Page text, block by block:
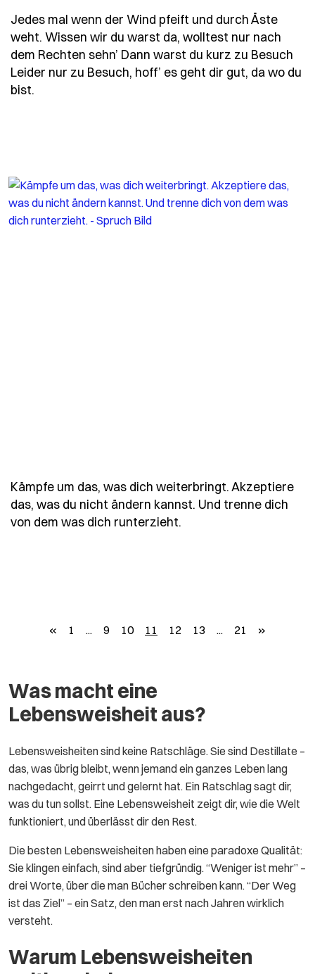
Jedes mal wenn der Wind pfeift und durch Äste
weht. Wissen wir du warst da, wolltest nur nach
dem Rechten sehn’ Dann warst du kurz zu Besuch
Leider nur zu Besuch, hoff’ es geht dir gut, da wo du
bist.
Kämpfe um das, was dich weiterbringt. Akzeptiere
das, was du nicht ändern kannst. Und trenne dich
von dem was dich runterzieht.
« zurück
1 ... 9 10 11 12 13 ... 21 »
Was macht eine
Lebensweisheit aus?
Lebensweisheiten sind keine Ratschläge. Sie sind Destillate –
das, was übrig bleibt, wenn jemand ein ganzes Leben lang
nachgedacht, geirrt und gelernt hat. Ein Ratschlag sagt dir,
was du tun sollst. Eine Lebensweisheit zeigt dir, wie die Welt
funktioniert, und überlässt dir den Rest.
Die besten Lebensweisheiten haben eine paradoxe Qualität:
Sie klingen einfach, sind aber tiefgründig. “Weniger ist mehr” –
drei Worte, über die man Bücher schreiben kann. “Der Weg
ist das Ziel” – ein Satz, den man erst nach Jahren wirklich
versteht.
Warum Lebensweisheiten